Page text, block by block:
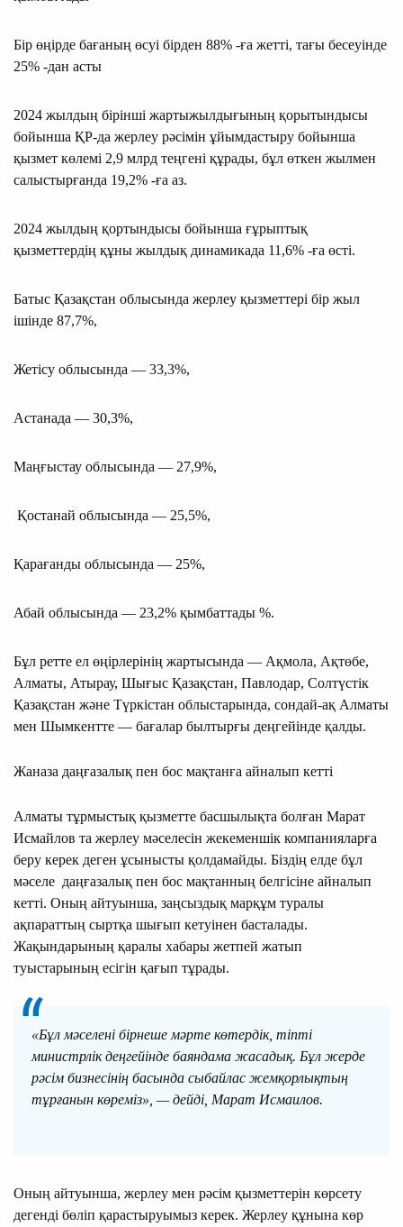
Бір өңірде бағаның өсуі бірден 88% -ға жетті, тағы бесеуінде
25% -дан асты
2024 жылдың бірінші жартыжылдығының қорытындысы
бойынша ҚР-да жерлеу рәсімін ұйымдастыру бойынша
қызмет көлемі 2,9 млрд теңгені құрады, бұл өткен жылмен
салыстырғанда 19,2% -ға аз.
2024 жылдың қортындысы бойынша ғұрыптық
қызметтердің құны жылдық динамикада 11,6% -ға өсті.
Батыс Қазақстан облысында жерлеу қызметтері бір жыл
ішінде 87,7%,
Жетісу облысында — 33,3%,
Астанада — 30,3%,
Маңғыстау облысында — 27,9%,
Қостанай облысында — 25,5%,
Қарағанды облысында — 25%,
Абай облысында — 23,2% қымбаттады %.
Бұл ретте ел өңірлерінің жартысында — Ақмола, Ақтөбе,
Алматы, Атырау, Шығыс Қазақстан, Павлодар, Солтүстік
Қазақстан және Түркістан облыстарында, сондай-ақ Алматы
мен Шымкентте — бағалар былтырғы деңгейінде қалды.
Жаназа даңғазалық пен бос мақтанға айналып кетті
Алматы тұрмыстық қызметте басшылықта болған Марат
Исмайлов та жерлеу мәселесін жекеменшік компанияларға
беру керек деген ұсынысты қолдамайды. Біздің елде бұл
мәселе даңғазалық пен бос мақтанның белгісіне айналып
кетті. Оның айтуынша, заңсыздық марқұм туралы
ақпараттың сыртқа шығып кетуінен басталады.
Жақындарының қаралы хабары жетпей жатып
туыстарының есігін қағып тұрады.
«Бұл мәселені бірнеше мәрте көтердік, тіпті
министрлік деңгейінде баяндама жасадық. Бұл жерде
рәсім бизнесінің басында сыбайлас жемқорлықтың
тұрғанын көреміз», — дейді, Марат Исмаилов.
Оның айтуынша, жерлеу мен рәсім қызметтерін көрсету
дегенді бөліп қарастыруымыз керек. Жерлеу құнына көр